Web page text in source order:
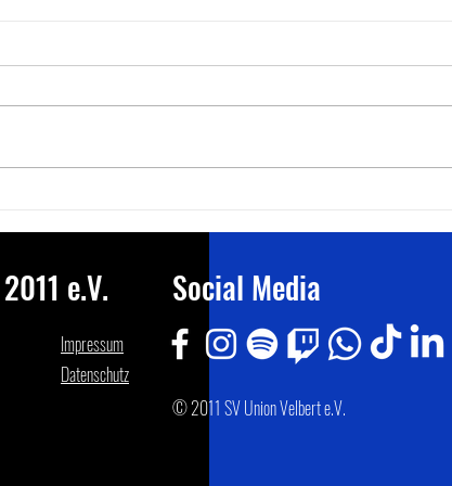
übernimmt die Tabellenführung in
SV Union Velbert verliert mit 3:6 beim TTC
e.V.
Impressum
Datenschutz
Social Media
© 2011 SV Union Velbert e.V.